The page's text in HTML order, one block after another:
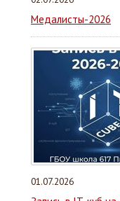
Медалисты-2026
01.07.2026